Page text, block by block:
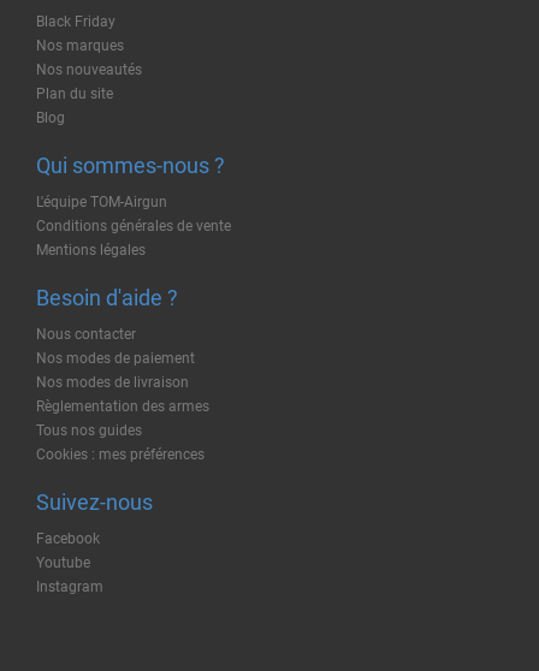
Black Friday
Nos marques
Nos nouveautés
Plan du site
Blog
Qui sommes-nous ?
L'équipe TOM-Airgun
Conditions générales de vente
Mentions légales
Besoin d'aide ?
Nous contacter
Nos modes de paiement
Nos modes de livraison
Règlementation des armes
Tous nos guides
Cookies : mes préférences
Suivez-nous
Facebook
Youtube
Instagram